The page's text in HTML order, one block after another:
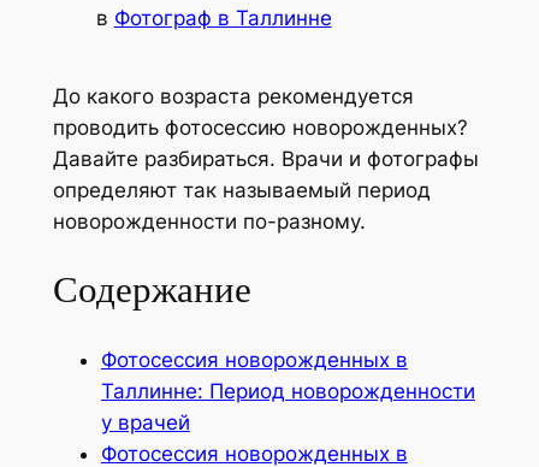
в Фотограф в Таллинне
До какого возраста рекомендуется
проводить фотосессию новорожденных?
Давайте разбираться. Врачи и фотографы
определяют так называемый период
новорожденности по-разному.
Содержание
Фотосессия новорожденных в
Таллинне: Период новорожденности
у врачей
Фотосессия новорожденных в